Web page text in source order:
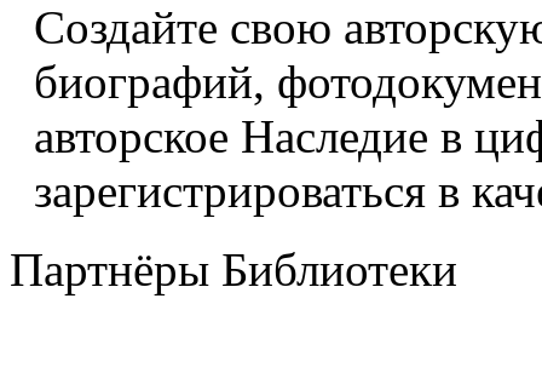
Создайте свою
биографий,
авторское Наследие в
зарегистрироваться в
Партнёры Библиотеки